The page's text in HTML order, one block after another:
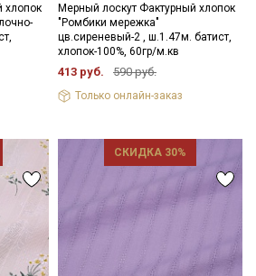
хлопок
Мерный лоскут Фактурный хлопок
"Ромбики мережка"
цв.сиреневый-2 , ш.1.47м. батист,
хлопок-100%, 60гр/м.кв
413 руб. 590 руб.
Только онлайн-заказ
СКИДКА 30%